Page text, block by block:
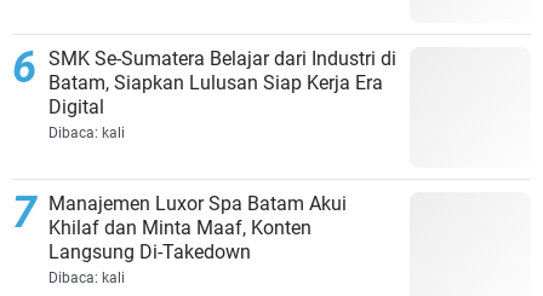
SMK Se-Sumatera Belajar dari Industri di
Batam, Siapkan Lulusan Siap Kerja Era
Digital
Dibaca: kali
Manajemen Luxor Spa Batam Akui
Khilaf dan Minta Maaf, Konten
Langsung Di-Takedown
Dibaca: kali